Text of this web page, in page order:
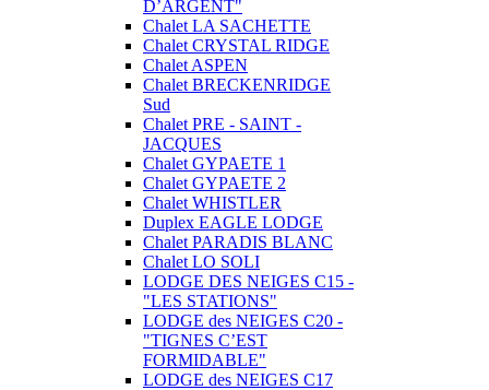
D’ARGENT"
Chalet LA SACHETTE
Chalet CRYSTAL RIDGE
Chalet ASPEN
Chalet BRECKENRIDGE
Sud
Chalet PRE - SAINT -
JACQUES
Chalet GYPAETE 1
Chalet GYPAETE 2
Chalet WHISTLER
Duplex EAGLE LODGE
Chalet PARADIS BLANC
Chalet LO SOLI
LODGE DES NEIGES C15 -
"LES STATIONS"
LODGE des NEIGES C20 -
"TIGNES C’EST
FORMIDABLE"
LODGE des NEIGES C17